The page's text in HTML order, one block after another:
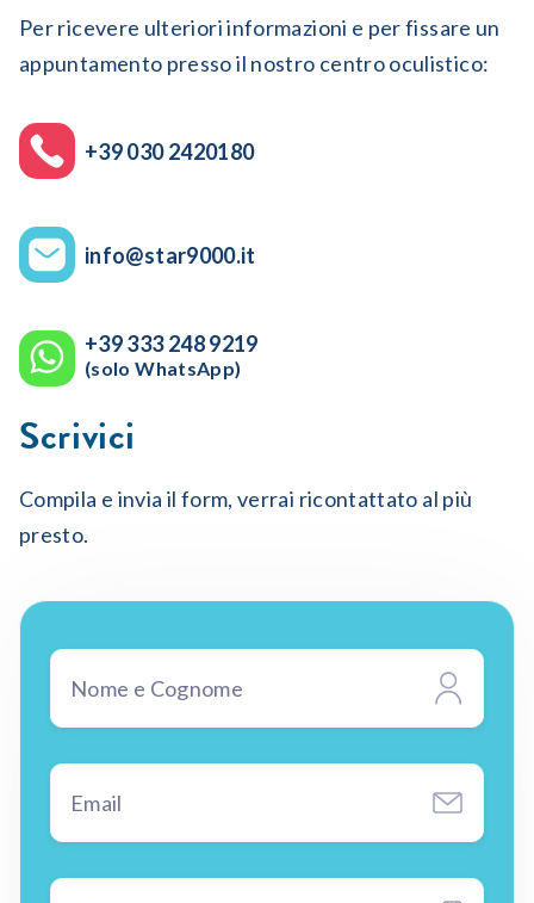
Per ricevere ulteriori informazioni e per fissare un
appuntamento presso il nostro centro oculistico:
+39 030 2420180
info@star9000.it
+39 333 248 9219
(solo WhatsApp)
Scrivici
Compila e invia il form, verrai ricontattato al più
presto.